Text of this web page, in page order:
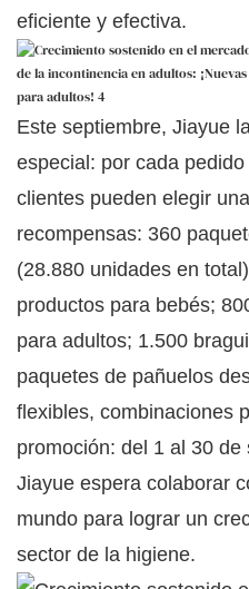
eficiente y efectiva.
Este septiembre, Jiayue
especial: por cada
clientes pueden elegir
recompensas: 360
(28.880 unidades en
productos para bebés;
para adultos; 1.500
paquetes de pañuelos
flexibles, combinaciones
promoción: del 1 al 30
Jiayue espera colaborar
mundo para lograr un
sector de la higiene.